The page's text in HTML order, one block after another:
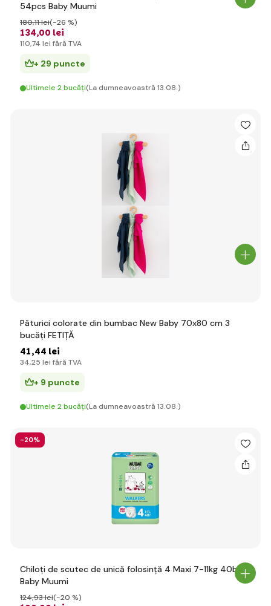
54pcs Baby Muumi
134,00 lei
180,11 lei(-26 %)
110,74 lei fără TVA
+ 29 puncte
Ultimele 2 bucăți(La dumneavoastră 13.08.)
Păturici colorate din bumbac New Baby 70x80 cm 3
bucăți FETIȚĂ
41,44 lei
34,25 lei fără TVA
+ 9 puncte
Ultimele 2 bucăți(La dumneavoastră 13.08.)
-20%
Chiloți de scutec de unică folosință 4 Maxi 7-11kg 40buc
Baby Muumi
124,93 lei(-20 %)